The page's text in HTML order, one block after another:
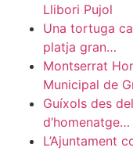
Llibori Pujol
Una tortuga
platja gran…
Montserrat
Municipal de
Guíxols des
d’homenatge…
L’Ajuntament